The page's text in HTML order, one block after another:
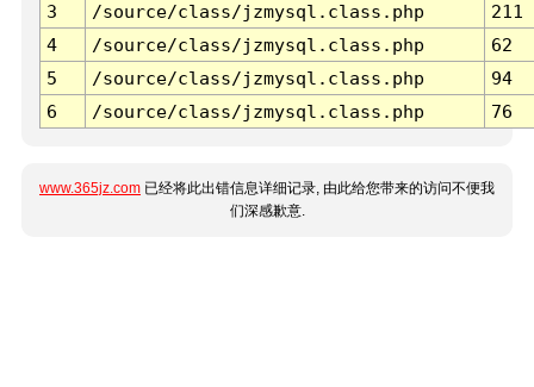
3 /source/class/jzmysql.class.php
211
4
/source/class/jzmysql.class.php
62
5
/source/class/jzmysql.class.php
94
6
/source/class/jzmysql.class.php 76
www.365jz.com 已经将此出错信息详细记录, 由此给您带来的访问不便我
们深感歉意.